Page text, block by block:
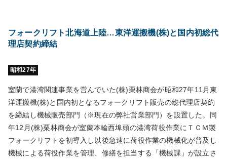
フォークリフト北海道上陸…東洋運搬機(株)と国内初総代
理店契約締結
昭和27年
室蘭で港湾関連事業を営んでいた(株)栗林商会が昭和27年11月東
洋運搬機(株)と国内初となるフォークリフト販売の総代理店契約
を締結し機械販売部門（※現在の弊社営業部門）を設置した。同
年12月(株)栗林商会が室蘭本輪西埠頭の港湾荷役作業にＴＣＭ製
フォークリフトを初導入し以後急速に荷役作業の機械化が普及し
機械による荷役作業を管理、修繕を担当する「機械課」が設立さ